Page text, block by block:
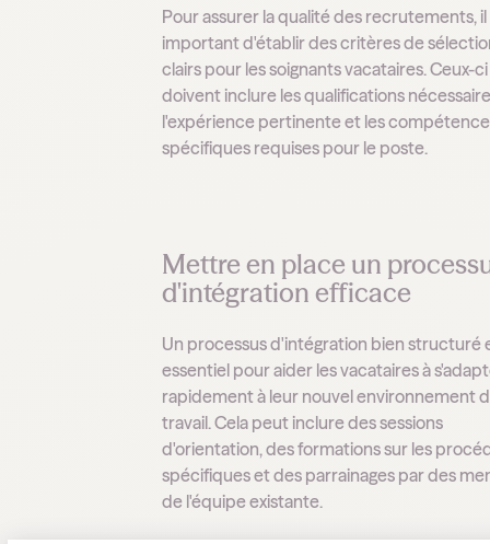
Pour assurer la qualité des recrutements,
important d'établir des critères de
clairs pour les soignants vacataires. Ceux-ci
doivent inclure les qualifications
l'expérience pertinente et les
spécifiques requises pour le poste.
Mettre en place un
d'intégration efficace
Un processus d'intégration bien structuré
essentiel pour aider les vacataires à
rapidement à leur nouvel environnement
travail. Cela peut inclure des sessions
d'orientation, des formations sur les
spécifiques et des parrainages par des
de l'équipe existante.